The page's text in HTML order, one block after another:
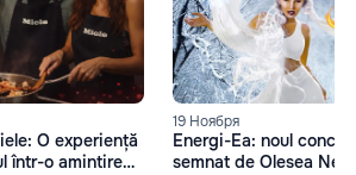
O experiență
într-o amintire
19 Ноября
Energi-Ea: noul
semnat de Olesea